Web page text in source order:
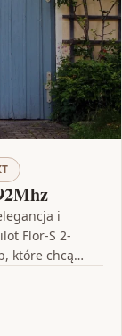
i
Flor-S 2-
które chcą